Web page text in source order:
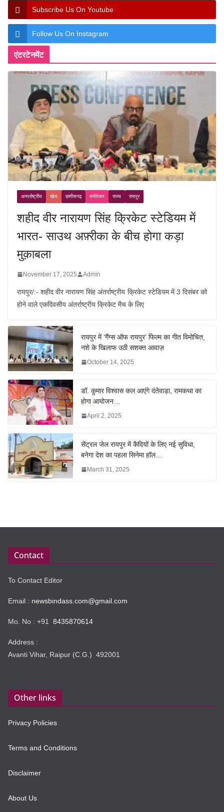
Subscribe Us On Youtube
Follow Us On Instagram
एंटरटेनमेंट
अन्तर्राष्ट्रीय खेल छत्तीसगढ़ मनोरंजन राज्य रायपुर
शहीद वीर नारायण सिंह क्रिकेट स्टेडियम में
भारत- साउथ अफ़्रीका के बीच होगा कड़ा
मुक़ाबला
November 17, 2025 Admin
रायपुर/:- शहीद वीर नारायण सिंह अंतर्राष्ट्रीय क्रिकेट स्टेडियम में 3 दिसंबर को
होने वाले एकदिवसीय अंतर्राष्ट्रीय क्रिकेट मैच के लिए
रायपुर में ‘गैंग्स ऑफ रायपुर’ फिल्म का गीत विमोचित,
नशे के खिलाफ उठी सशक्त आवाज़
October 14, 2025
डॉ. कुमार विश्वास कल आएंगे दंतेवाड़ा, रामकथा का
होगा आयोजन…
April 2, 2025
सेंट्रल जेल रायपुर में कैदियों के लिए नई सुविधा,
बनेगा देश का पहला सिनेमा हॉल…
March 31, 2025
Contact
To Contact Editor
Email : newsbindass.com@gmail.com
Mo. No : +91 8435870614
Address :
Avanti Vihar, Raipur (C.G.) 492001
Other links
Privacy Policies
Terms and Conditions
Disclaimer
About Us